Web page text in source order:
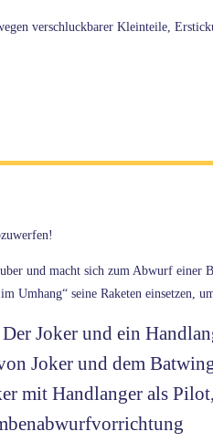
verschluckbarer Kleinteile,
und macht sich zum Abwurf
Umhang“ seine Raketen
Joker und ein
Joker und dem
mit Handlanger als